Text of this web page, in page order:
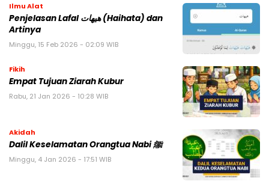
Ilmu Alat
Penjelasan Lafal هيهات (Haihata) dan
Artinya
Minggu, 15 Feb 2026 - 02:09 WIB
Fikih
Empat Tujuan Ziarah Kubur
Rabu, 21 Jan 2026 - 10:28 WIB
Akidah
Dalil Keselamatan Orangtua Nabi ﷺ
Minggu, 4 Jan 2026 - 17:51 WIB